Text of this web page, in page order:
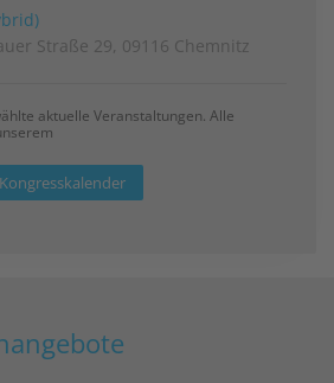
Straße 29, 09116 Chemnitz
aktuelle Veranstaltungen. Alle